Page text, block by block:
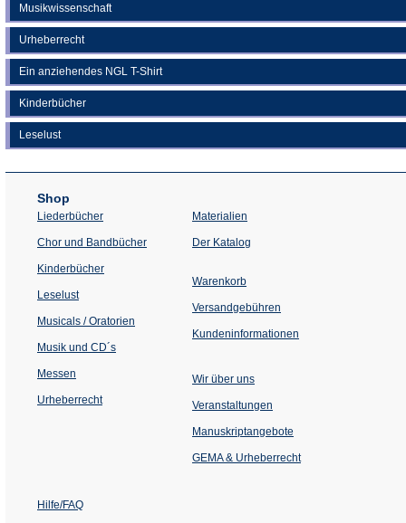
Musikwissenschaft
Urheberrecht
Ein anziehendes NGL T-Shirt
Kinderbücher
Leselust
Shop
Liederbücher
Chor und Bandbücher
Kinderbücher
Leselust
Musicals / Oratorien
Musik und CD´s
Messen
Urheberrecht
Materialien
Der Katalog
Warenkorb
Versandgebühren
Kundeninformationen
Wir über uns
Veranstaltungen
einem
Tab)
Manuskriptangebote
GEMA & Urheberrecht
Hilfe/FAQ